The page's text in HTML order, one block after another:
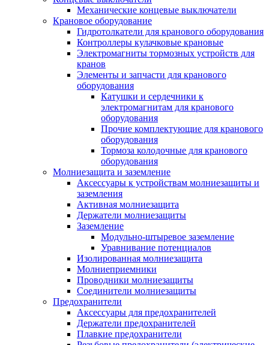
Механические концевые выключатели
Крановое оборудование
Гидротолкатели для кранового оборудования
Контроллеры кулачковые крановые
Электромагниты тормозных устройств для
кранов
Элементы и запчасти для кранового
оборудования
Катушки и сердечники к
электромагнитам для кранового
оборудования
Прочие комплектующие для кранового
оборудования
Тормоза колодочные для кранового
оборудования
Молниезащита и заземление
Аксессуары к устройствам молниезащиты и
заземления
Активная молниезащита
Держатели молниезащиты
Заземление
Модульно-штыревое заземление
Уравнивание потенциалов
Изолированная молниезащита
Молниеприемники
Проводники молниезащиты
Соединители молниезащиты
Предохранители
Аксессуары для предохранителей
Держатели предохранителей
Плавкие предохранители